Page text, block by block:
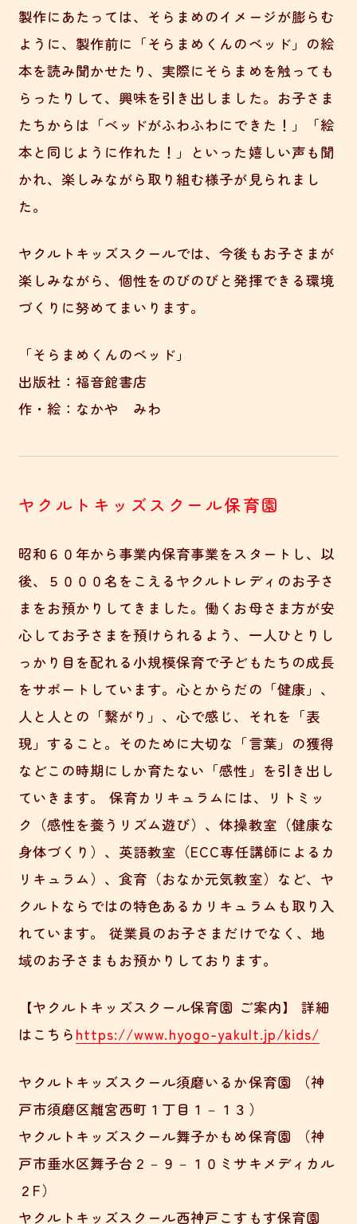
製作にあたっては、そらまめのイメージが膨らむ
ように、製作前に「そらまめくんのベッド」の絵
本を読み聞かせたり、実際にそらまめを触っても
らったりして、興味を引き出しました。お子さま
たちからは「ベッドがふわふわにできた！」「絵
本と同じように作れた！」といった嬉しい声も聞
かれ、楽しみながら取り組む様子が見られまし
た。
ヤクルトキッズスクールでは、今後もお子さまが
楽しみながら、個性をのびのびと発揮できる環境
づくりに努めてまいります。
「そらまめくんのベッド」
出版社：‎福音館書店
作・絵：なかや みわ
ヤクルトキッズスクール保育園
昭和６０年から事業内保育事業をスタートし、以
後、５０００名をこえるヤクルトレディのお子さ
まをお預かりしてきました。働くお母さま方が安
心してお子さまを預けられるよう、一人ひとりし
っかり目を配れる小規模保育で子どもたちの成長
をサポートしています。心とからだの「健康」、
人と人との「繋がり」、心で感じ、それを「表
現」すること。そのために大切な「言葉」の獲得
などこの時期にしか育たない「感性」を引き出し
ていきます。 保育カリキュラムには、リトミッ
ク（感性を養うリズム遊び）、体操教室（健康な
身体づくり）、英語教室（ECC専任講師によるカ
リキュラム）、食育（おなか元気教室）など、ヤ
クルトならではの特色あるカリキュラムも取り入
れています。 従業員のお子さまだけでなく、地
域のお子さまもお預かりしております。
【ヤクルトキッズスクール保育園 ご案内】 詳細
はこちら https://www.hyogo-yakult.jp/kids/
ヤクルトキッズスクール須磨いるか保育園 （神
戸市須磨区離宮西町１丁目１－１３）
ヤクルトキッズスクール舞子かもめ保育園 （神
戸市垂水区舞子台２－９－１０ミサキメディカル
２F）
ヤクルトキッズスクール西神戸こすもす保育園